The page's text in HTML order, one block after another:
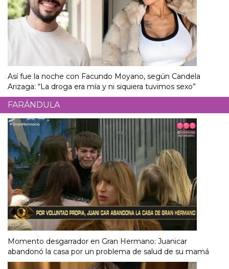
Así fue la noche con Facundo Moyano, según Candela
Arizaga: “La droga era mía y ni siquiera tuvimos sexo”
FARÁNDULA
Momento desgarrador en Gran Hermano: Juanicar
abandonó la casa por un problema de salud de su mamá